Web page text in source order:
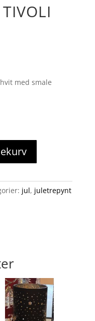
med smale
jul, juletrepynt